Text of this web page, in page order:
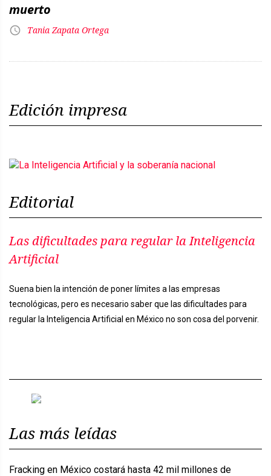
muerto
Tania Zapata Ortega
Edición impresa
Editorial
Las dificultades para regular la Inteligencia
Artificial
Suena bien la intención de poner límites a las empresas
tecnológicas, pero es necesario saber que las dificultades para
regular la Inteligencia Artificial en México no son cosa del porvenir.
Previous
Las más leídas
Fracking en México costará hasta 42 mil millones de